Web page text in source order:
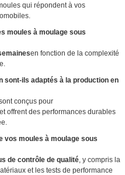
qui répondent à vos
moules à moulage sous
en fonction de la complexité
sont-ils adaptés à la production en
conçus pour
et offrent des performances durables
vos moules à moulage sous
de contrôle de qualité, y compris la
et les tests de performance